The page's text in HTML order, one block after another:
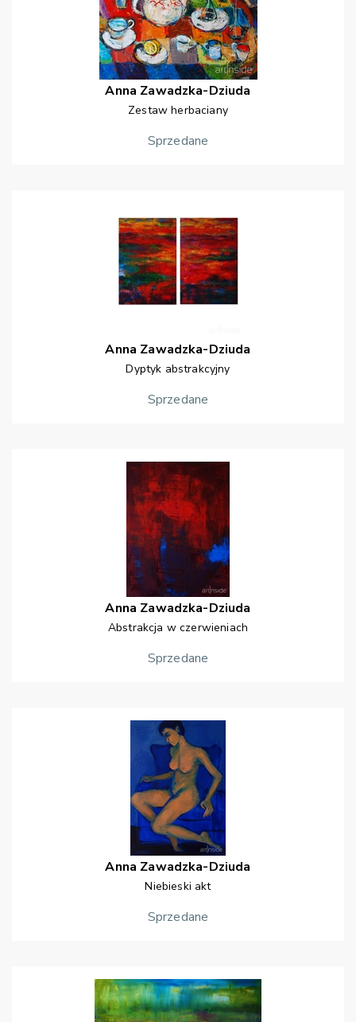
Anna Zawadzka-Dziuda
Zestaw herbaciany
Sprzedane
Anna Zawadzka-Dziuda
Dyptyk abstrakcyjny
Sprzedane
Anna Zawadzka-Dziuda
Abstrakcja w czerwieniach
Sprzedane
Anna Zawadzka-Dziuda
Niebieski akt
Sprzedane